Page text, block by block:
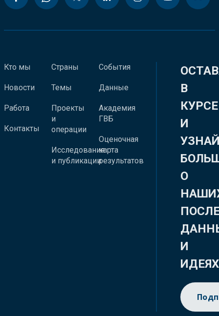
Кто мы
Новости
Работа
Контакты
Страны
Темы
Проекты
и
операции
Исследования
и публикации
События
Данные
Академия
ГВБ
Оценочная
карта
результатов
В
КУРСЕ
И
О
И
ИДЕЯХ